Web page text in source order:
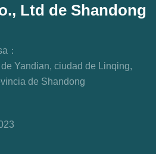
Ltd de Shandong
：
Yandian, ciudad de Linqing,
de Shandong